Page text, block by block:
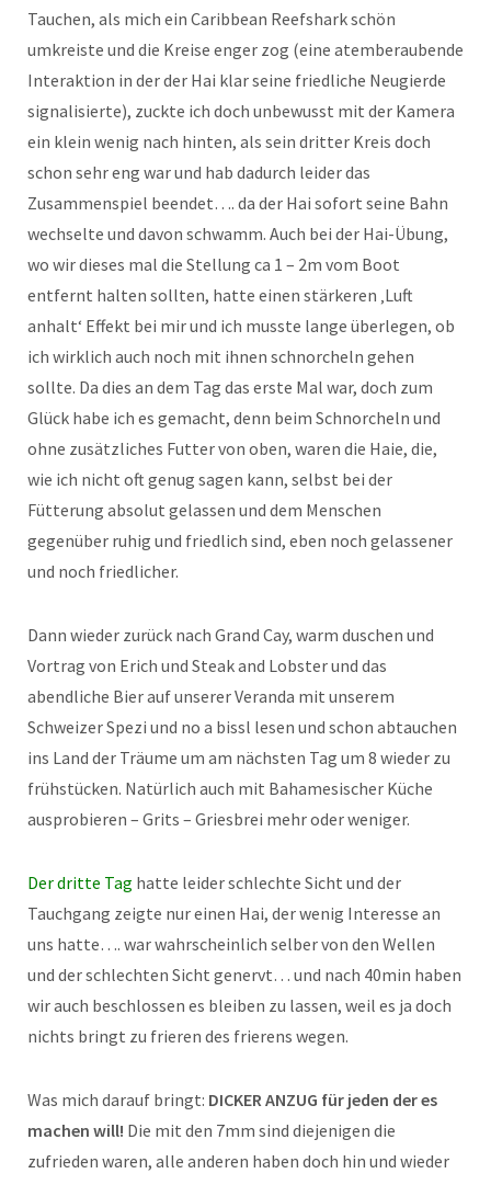
Tauchen, als mich ein Caribbean Reefshark schön
umkreiste und die Kreise enger zog (eine atemberaubende
Interaktion in der der Hai klar seine friedliche Neugierde
signalisierte), zuckte ich doch unbewusst mit der Kamera
ein klein wenig nach hinten, als sein dritter Kreis doch
schon sehr eng war und hab dadurch leider das
Zusammenspiel beendet…. da der Hai sofort seine Bahn
wechselte und davon schwamm. Auch bei der Hai-Übung,
wo wir dieses mal die Stellung ca 1 – 2m vom Boot
entfernt halten sollten, hatte einen stärkeren ‚Luft
anhalt‘ Effekt bei mir und ich musste lange überlegen, ob
ich wirklich auch noch mit ihnen schnorcheln gehen
sollte. Da dies an dem Tag das erste Mal war, doch zum
Glück habe ich es gemacht, denn beim Schnorcheln und
ohne zusätzliches Futter von oben, waren die Haie, die,
wie ich nicht oft genug sagen kann, selbst bei der
Fütterung absolut gelassen und dem Menschen
gegenüber ruhig und friedlich sind, eben noch gelassener
und noch friedlicher.
Dann wieder zurück nach Grand Cay, warm duschen und
Vortrag von Erich und Steak and Lobster und das
abendliche Bier auf unserer Veranda mit unserem
Schweizer Spezi und no a bissl lesen und schon abtauchen
ins Land der Träume um am nächsten Tag um 8 wieder zu
frühstücken. Natürlich auch mit Bahamesischer Küche
ausprobieren – Grits – Griesbrei mehr oder weniger.
Der dritte Tag hatte leider schlechte Sicht und der
Tauchgang zeigte nur einen Hai, der wenig Interesse an
uns hatte…. war wahrscheinlich selber von den Wellen
und der schlechten Sicht genervt… und nach 40min haben
wir auch beschlossen es bleiben zu lassen, weil es ja doch
nichts bringt zu frieren des frierens wegen.
Was mich darauf bringt: DICKER ANZUG für jeden der es
machen will! Die mit den 7mm sind diejenigen die
zufrieden waren, alle anderen haben doch hin und wieder